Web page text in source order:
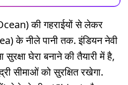
की गहराईयों से लेकर
के नीले पानी तक. इंडियन नेवी
घेरा बनाने की तैयारी में है,
सीमाओं को सुरक्षित रखेगा.